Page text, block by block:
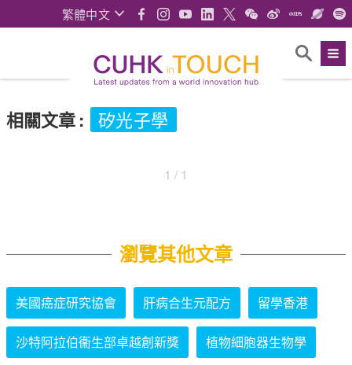
繁體中文
相關文章: 矽光子學
1 / 1
瀏覽其他文章
美國癌症研究協會 肝病合生元配方 留學香港
沙特阿拉伯衞生部卓越創新獎 植物細胞器生物學